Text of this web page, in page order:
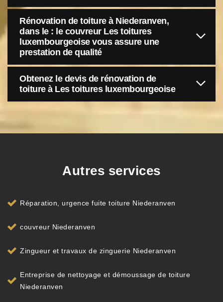
Rénovation de toiture à Niederanven,
dans le : le couvreur Les toitures
luxembourgeoise vous assure une
prestation de qualité
Obtenez le devis de rénovation de
toiture à Les toitures luxembourgeoise
Autres services
Réparation, urgence fuite toiture Niederanven
couvreur Niederanven
Zingueur et travaux de zinguerie Niederanven
Entreprise de nettoyage et démoussage de toiture
Niederanven